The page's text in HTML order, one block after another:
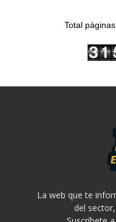
Total
La web que te
del